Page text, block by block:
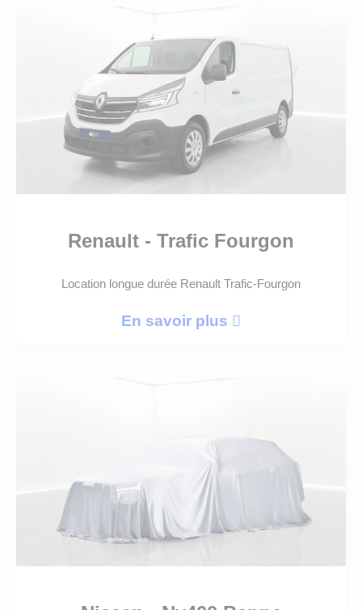
LLD Voitures de tourisme
LLD Véhicules utilitaires
Renault - Trafic Fourgon
Location longue durée Renault Trafic-Fourgon
En savoir plus